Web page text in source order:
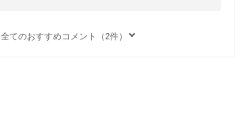
全てのおすすめコメント（2件）